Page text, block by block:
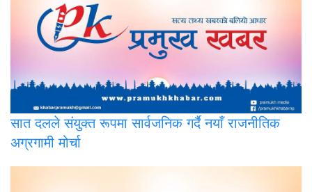
सातदलले संयुक्त रूपमा सार्वजनिक गर्दै नयाँ राजनीतिक
अग्रगामी मोर्चा